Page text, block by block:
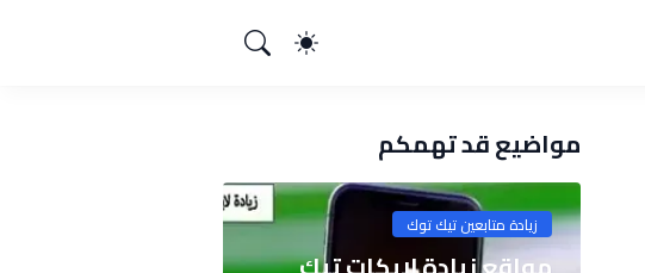
مواضيع قد تهمكم
زيادة متابعين تيك توك